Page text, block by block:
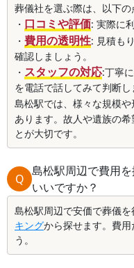
葬儀社を選ぶ際は、以下の
・ 口コミや評価: 実際に
・ 費用の透明性: 見積も
確認しましょう。
・ スタッフの対応:丁寧
を電話で話してみて判断し
島松駅では、様々な規模
あります。故人や遺族の
とが大切です。
Q
島松駅周辺で費用
いいですか？
島松駅周辺で安価で葬儀を
キングから探せます。費
う。